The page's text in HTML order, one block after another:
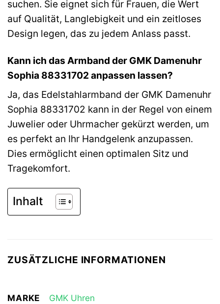
suchen. Sie eignet sich für Frauen, die Wert
auf Qualität, Langlebigkeit und ein zeitloses
Design legen, das zu jedem Anlass passt.
Kann ich das Armband der GMK Damenuhr
Sophia 88331702 anpassen lassen?
Ja, das Edelstahlarmband der GMK Damenuhr
Sophia 88331702 kann in der Regel von einem
Juwelier oder Uhrmacher gekürzt werden, um
es perfekt an Ihr Handgelenk anzupassen.
Dies ermöglicht einen optimalen Sitz und
Tragekomfort.
Inhalt
ZUSÄTZLICHE INFORMATIONEN
MARKE GMK Uhren